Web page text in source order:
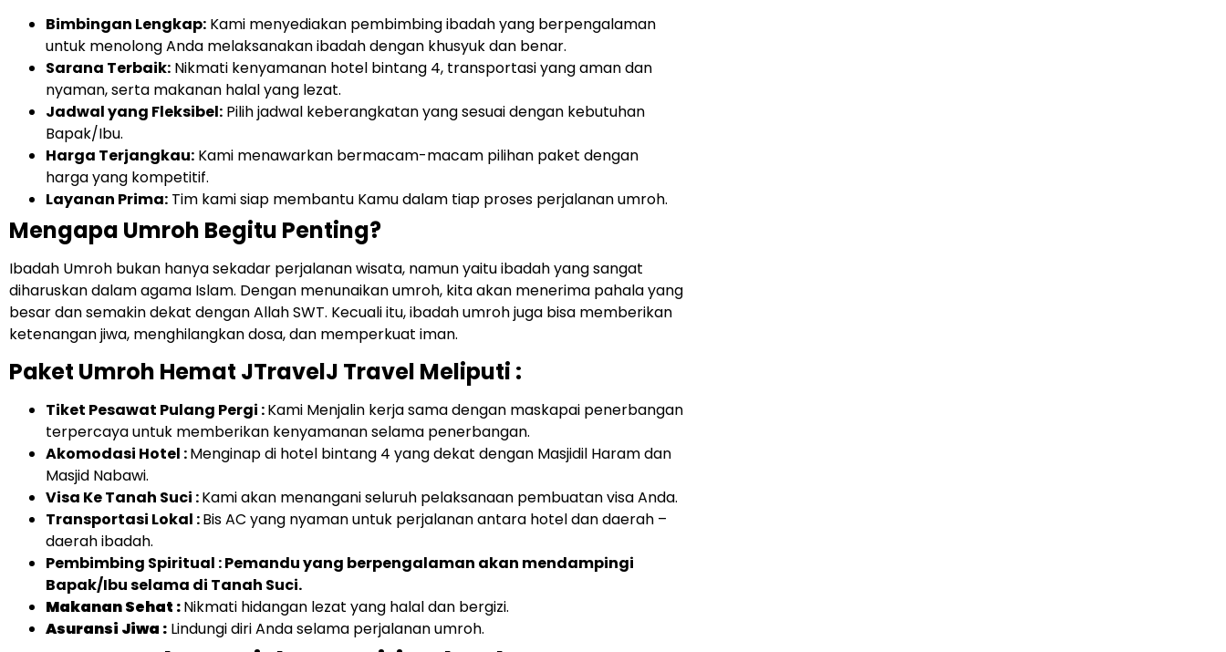
Bimbingan Lengkap: Kami menyediakan pembimbing ibadah yang berpengalaman
untuk menolong Anda melaksanakan ibadah dengan khusyuk dan benar.
Sarana Terbaik: Nikmati kenyamanan hotel bintang 4, transportasi yang aman dan
nyaman, serta makanan halal yang lezat.
Jadwal yang Fleksibel: Pilih jadwal keberangkatan yang sesuai dengan kebutuhan
Bapak/Ibu.
Harga Terjangkau: Kami menawarkan bermacam-macam pilihan paket dengan
harga yang kompetitif.
Layanan Prima: Tim kami siap membantu Kamu dalam tiap proses perjalanan umroh.
Mengapa Umroh Begitu Penting?
Ibadah Umroh bukan hanya sekadar perjalanan wisata, namun yaitu ibadah yang sangat
diharuskan dalam agama Islam. Dengan menunaikan umroh, kita akan menerima pahala yang
besar dan semakin dekat dengan Allah SWT. Kecuali itu, ibadah umroh juga bisa memberikan
ketenangan jiwa, menghilangkan dosa, dan memperkuat iman.
Paket Umroh Hemat JTravelJ Travel Meliputi :
Tiket Pesawat Pulang Pergi :Kami Menjalin kerja sama dengan maskapai penerbangan
terpercaya untuk memberikan kenyamanan selama penerbangan.
Akomodasi Hotel :Menginap di hotel bintang 4 yang dekat dengan Masjidil Haram dan
Masjid Nabawi.
Visa Ke Tanah Suci :Kami akan menangani seluruh pelaksanaan pembuatan visa Anda.
Transportasi Lokal :Bis AC yang nyaman untuk perjalanan antara hotel dan daerah –
daerah ibadah.
Pembimbing Spiritual : Pemandu yang berpengalaman akan mendampingi
Bapak/Ibu selama di Tanah Suci.
Makanan Sehat :Nikmati hidangan lezat yang halal dan bergizi.
Asuransi Jiwa : Lindungi diri Anda selama perjalanan umroh.